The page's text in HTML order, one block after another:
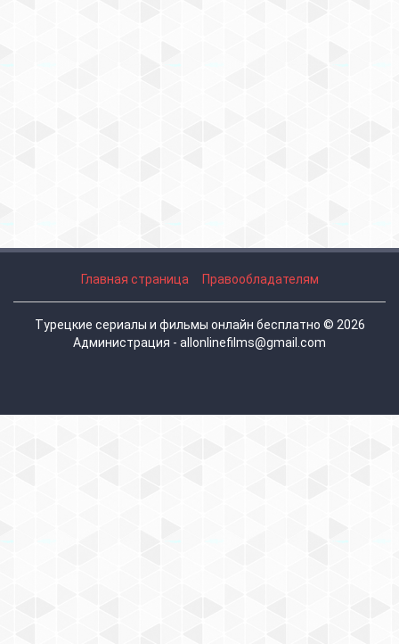
Главная страница Правообладателям
Турецкие сериалы и фильмы онлайн бесплатно © 2026
Администрация - allonlinefilms@gmail.com